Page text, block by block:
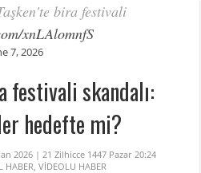
bira festivali
xnLAlomnfS
7, 2026
festivali skandalı:
hedefte mi?
2026 | 21 Zilhicce 1447 Pazar 20:24
HABER ,VİDEOLU HABER